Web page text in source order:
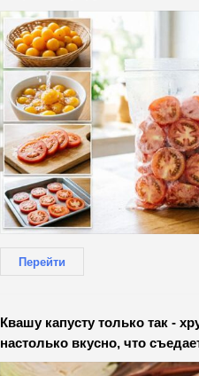
Перейти
Квашу капусту только так -
настолько вкусно, что